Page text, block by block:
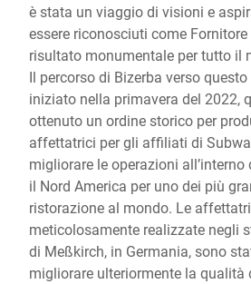
è stata un viaggio di visioni e
essere riconosciuti come Fornitore
risultato monumentale per tutto il
Il percorso di Bizerba verso
iniziato nella primavera del 2022,
ottenuto un ordine storico per
affettatrici per gli affiliati di
migliorare le operazioni
il Nord America per uno dei più
ristorazione al mondo. Le
meticolosamente realizzate negli
di Meßkirch, in Germania, sono
migliorare ulteriormente la qualità